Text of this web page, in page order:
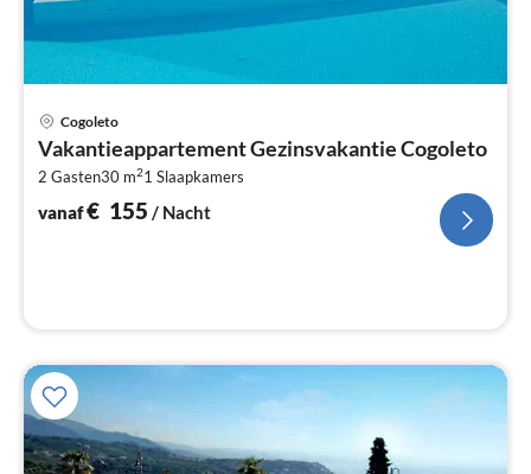
Cogoleto
Vakantieappartement Gezinsvakantie Cogoleto
2 Gasten30 m21 Slaapkamers
vanaf€ 155 / Nacht